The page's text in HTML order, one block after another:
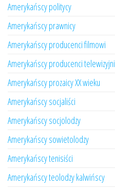
Amerykańscy politycy
Amerykańscy prawnicy
Amerykańscy producenci filmowi
Amerykańscy producenci telewizyjni
Amerykańscy prozaicy XX wieku
Amerykańscy socjaliści
Amerykańscy socjolodzy
Amerykańscy sowietolodzy
Amerykańscy tenisiści
Amerykańscy teolodzy kalwińscy